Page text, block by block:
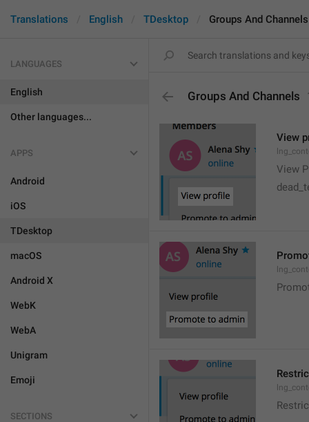
Translations English TDesktop Groups And Channels
LANGUAGES
English
Other languages...
APPS
Android
iOS
TDesktop
macOS
Android X
WebK
WebA
Unigram
Emoji
SECTIONS
Groups And Channels
View
View